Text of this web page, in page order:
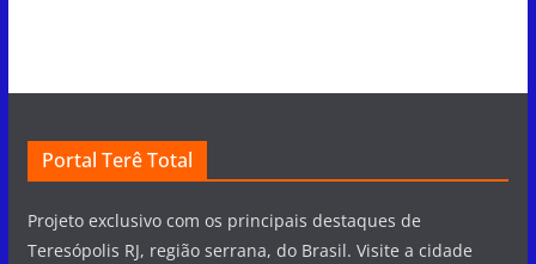
Portal Terê Total
Projeto exclusivo com os principais destaques de
Teresópolis RJ, região serrana, do Brasil. Visite a cidade